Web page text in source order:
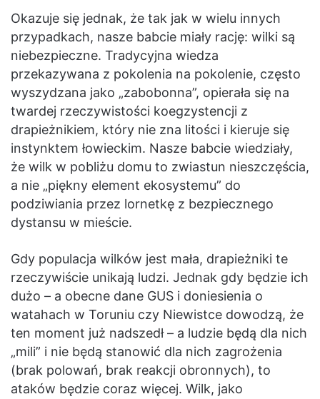
Okazuje się jednak, że tak jak w wielu innych
przypadkach, nasze babcie miały rację: wilki są
niebezpieczne. Tradycyjna wiedza
przekazywana z pokolenia na pokolenie, często
wyszydzana jako „zabobonna”, opierała się na
twardej rzeczywistości koegzystencji z
drapieżnikiem, który nie zna litości i kieruje się
instynktem łowieckim. Nasze babcie wiedziały,
że wilk w pobliżu domu to zwiastun nieszczęścia,
a nie „piękny element ekosystemu” do
podziwiania przez lornetkę z bezpiecznego
dystansu w mieście.
Gdy populacja wilków jest mała, drapieżniki te
rzeczywiście unikają ludzi. Jednak gdy będzie ich
dużo – a obecne dane GUS i doniesienia o
watahach w Toruniu czy Niewistce dowodzą, że
ten moment już nadszedł – a ludzie będą dla nich
„mili” i nie będą stanowić dla nich zagrożenia
(brak polowań, brak reakcji obronnych), to
ataków będzie coraz więcej. Wilk, jako